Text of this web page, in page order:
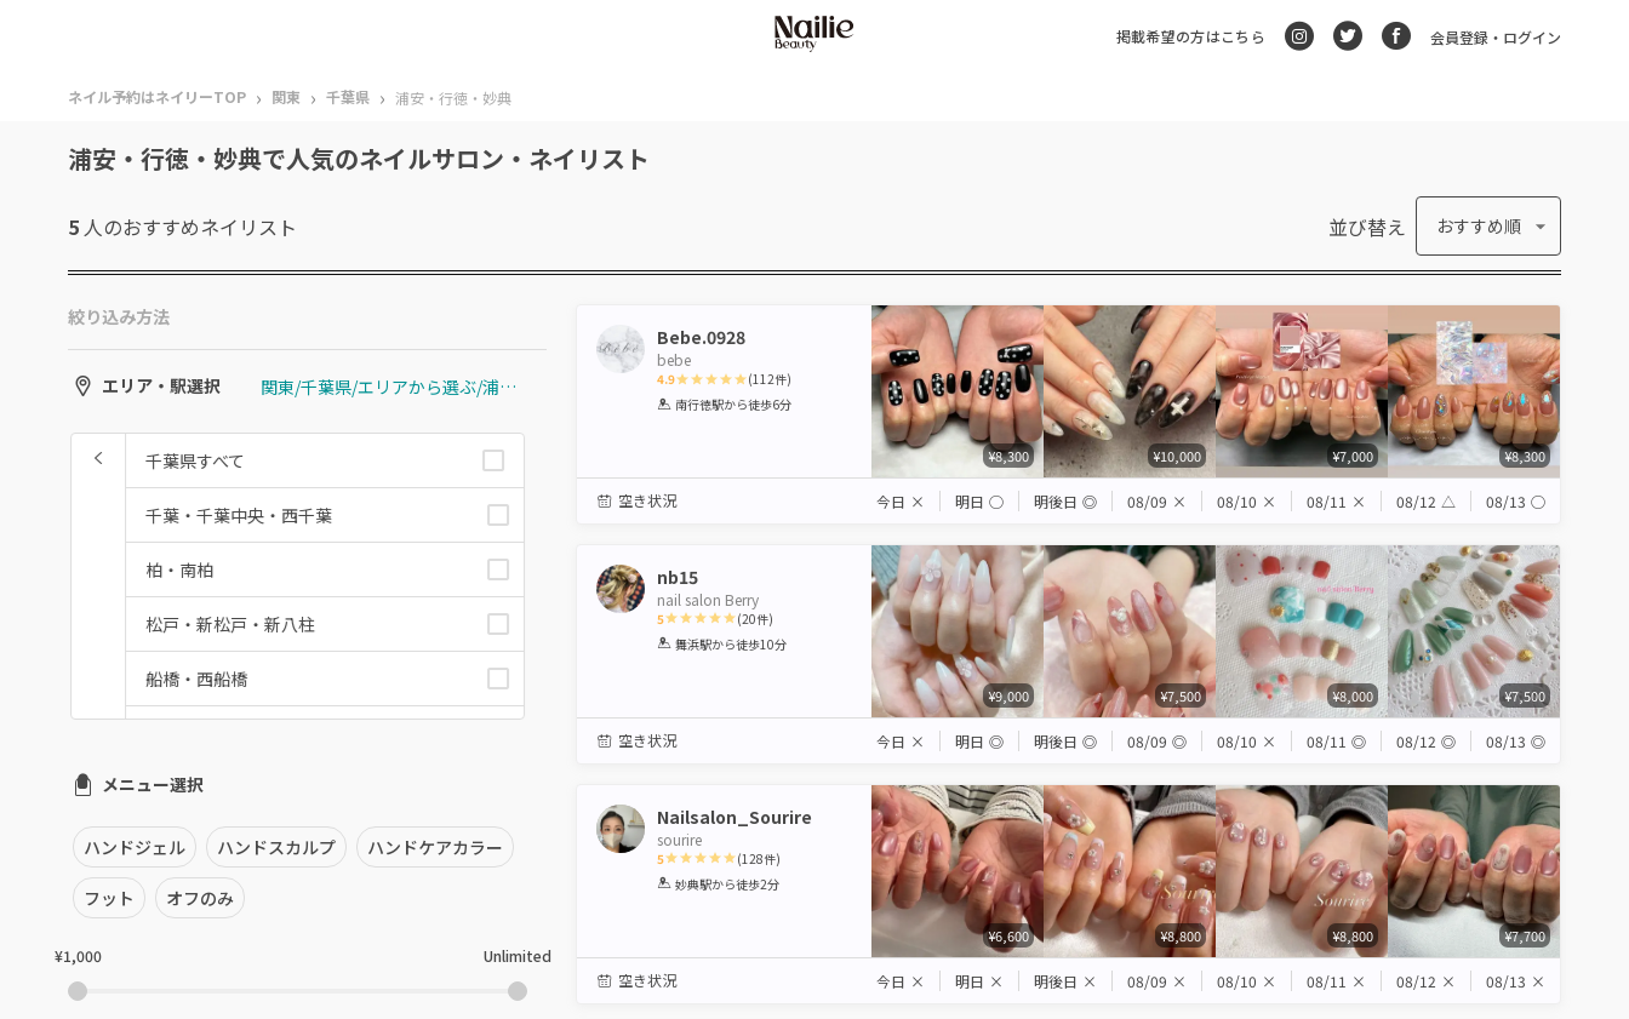
掲載希望の方はこちら 会員登録・ログイン
ネイル予約はネイリーTOP › 関東 › 千葉県 › 浦安・行徳・妙典
浦安・行徳・妙典で人気のネイルサロン・ネイリスト
5 人のおすすめネイリスト 並び替え おすすめ順
絞り込み方法
エリア・駅選択 関東/千葉県/エリアから選ぶ/浦安・行徳・妙典
千葉県すべて
千葉・千葉中央・西千葉
柏・南柏
松戸・新松戸・新八柱
船橋・西船橋
市川・本八幡・下総中山
津田沼・京成津田沼
北習志野・習志野
メニュー選択
ハンドジェル ハンドスカルプ ハンドケアカラー
フット オフのみ
¥1,000 Unlimited
Bebe.0928
bebe
4.9
1 2 3 4 5
(112件)
南行徳駅から徒歩6分
¥8,300 ¥10,000 ¥7,000 ¥8,300
空き状況 今日 × 明日 ◯ 明後日 ◎ 08/09 × 08/10 × 08/11 × 08/12 △ 08/13 ◯
nb15
nail salon Berry
5
1 2 3 4 5
(20件)
舞浜駅から徒歩10分
¥9,000 ¥7,500 ¥8,000 ¥7,500
空き状況 今日 × 明日 ◎ 明後日 ◎ 08/09 ◎ 08/10 × 08/11 ◎ 08/12 ◎ 08/13 ◎
Nailsalon_Sourire
sourire
5
1 2 3 4 5
(128件)
妙典駅から徒歩2分
¥6,600 ¥8,800 ¥8,800 ¥7,700
空き状況 今日 × 明日 × 明後日 × 08/09 × 08/10 × 08/11 × 08/12 × 08/13 ×